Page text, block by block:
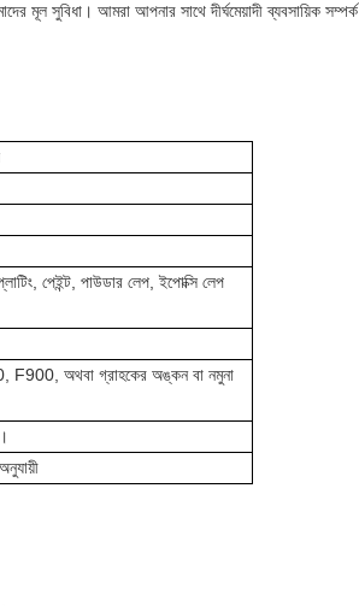
মূল সুবিধা। আমরা আপনার সাথে দীর্ঘমেয়াদী ব্যবসায়িক সম্পর্ক
পেইন্ট, পাউডার লেপ, ইপোক্সি লেপ
অথবা গ্রাহকের অঙ্কন বা নমুনা